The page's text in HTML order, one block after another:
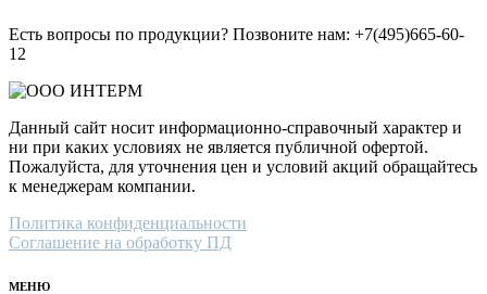
Есть вопросы по продукции? Позвоните нам: +7(495)665-60-
12
Данный сайт носит информационно-справочный характер и
ни при каких условиях не является публичной офертой.
Пожалуйста, для уточнения цен и условий акций обращайтесь
к менеджерам компании.
Политика конфиденциальности
Соглашение на обработку ПД
МЕНЮ